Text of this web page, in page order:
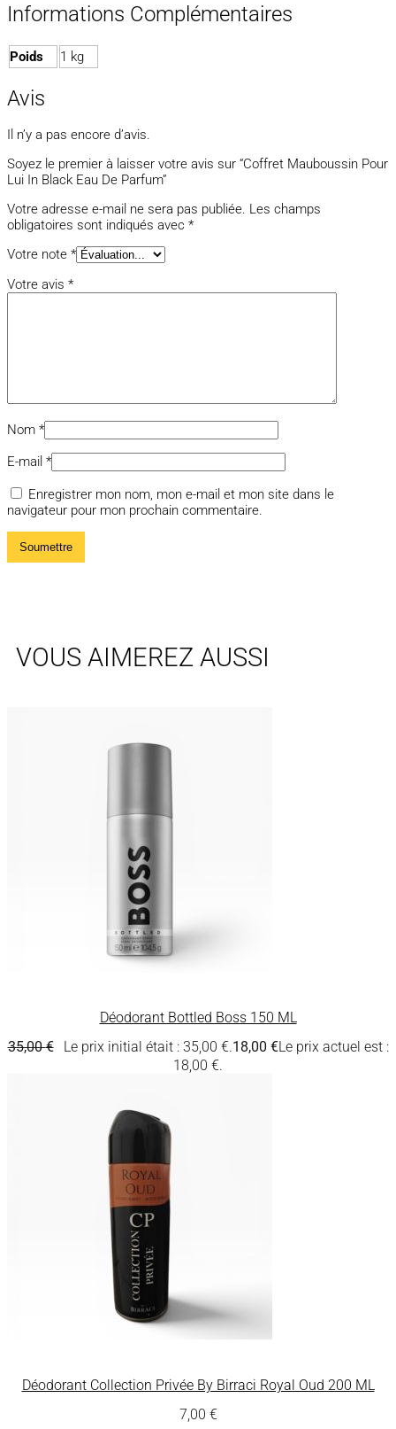
Informations Complémentaires
Poids 1 kg
Avis
Il n’y a pas encore d’avis.
Soyez le premier à laisser votre avis sur “Coffret Mauboussin Pour
Lui In Black Eau De Parfum”
Votre adresse e-mail ne sera pas publiée. Les champs
obligatoires sont indiqués avec *
Votre note *
Votre avis *
Nom *
E-mail *
Enregistrer mon nom, mon e-mail et mon site dans le
navigateur pour mon prochain commentaire.
VOUS AIMEREZ AUSSI
Déodorant Bottled Boss 150 ML
35,00€ Le prix initial était : 35,00 €.18,00 €Le prix actuel est :
18,00 €.
Déodorant Collection Privée By Birraci Royal Oud 200 ML
7,00 €